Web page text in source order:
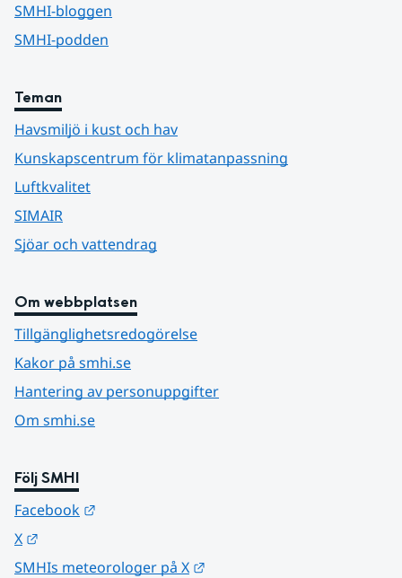
SMHI-bloggen
SMHI-podden
Teman
Havsmiljö i kust och hav
Kunskapscentrum för klimatanpassning
Luftkvalitet
SIMAIR
Sjöar och vattendrag
Om webbplatsen
Tillgänglighetsredogörelse
Kakor på smhi.se
Hantering av personuppgifter
Om smhi.se
Följ SMHI
Facebook
X
SMHIs meteorologer på X